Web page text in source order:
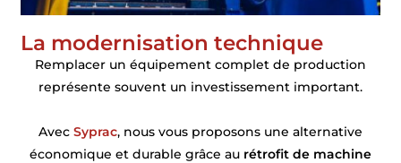
La modernisation technique
Remplacer un équipement complet de production
représente souvent un investissement important.
Avec Syprac, nous vous proposons une alternative
économique et durable grâce au rétrofit de machine